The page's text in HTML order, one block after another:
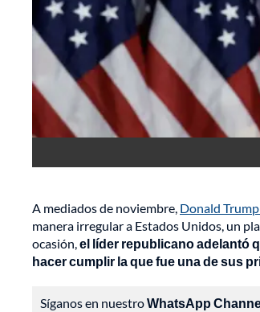
A mediados de noviembre, Donald Trump
manera irregular a Estados Unidos, un
ocasión,el líder republicano adelantó
hacer cumplir la que fue una de sus
Síganos en nuestroWhatsApp